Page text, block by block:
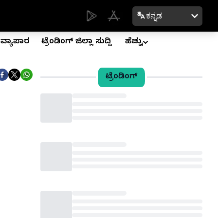
ಕನ್ನಡ
ವ್ಯಾಪಾರ ಟ್ರೆಂಡಿಂಗ್ ಜಿಲ್ಲಾ ಸುದ್ದಿ ಹೆಚ್ಚು
ಟ್ರೆಂಡಿಂಗ್